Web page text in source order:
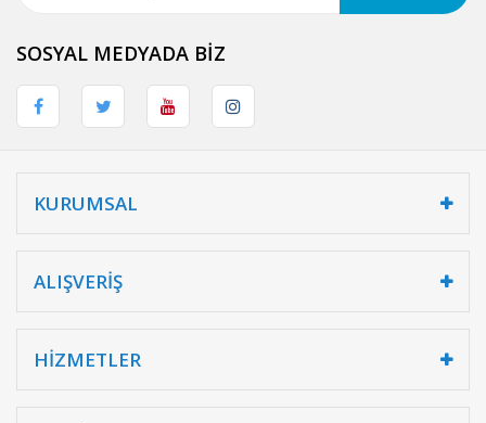
SOSYAL MEDYADA BİZ
KURUMSAL
ALIŞVERİŞ
HİZMETLER